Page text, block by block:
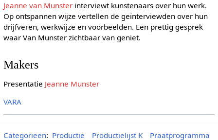
Jeanne van Munsterinterviewt kunstenaars over hun werk.
Op ontspannen wijze vertellen de geïnterviewden over hun
drijfveren, werkwijze en voorbeelden. Een prettig gesprek
waar Van Munster zichtbaar van geniet.
Makers
Presentatie Jeanne Munster
VARA
Categorieën: Productie Productielijst K Praatprogramma